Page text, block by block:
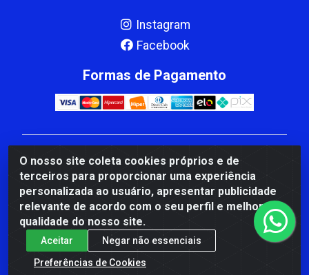
O nosso site coleta cookies próprios e de
terceiros para proporcionar uma experiência
personalizada ao usuário, apresentar publicidade
relevante de acordo com o seu perfil e melhorar a
qualidade do nosso site.
Aceitar
Negar não essenciais
Preferências de Cookies
Instagram
Facebook
Formas de Pagamento
CBP MACEDO COMERCIO PEÇAS LTDA Matriz - av
Mauro Miranda Madureira, 1249 - Coramara , Cachoeiro
de Itapemirim/ES - CEP 29.311-310 - CNPJ
00.502.680/0001-41